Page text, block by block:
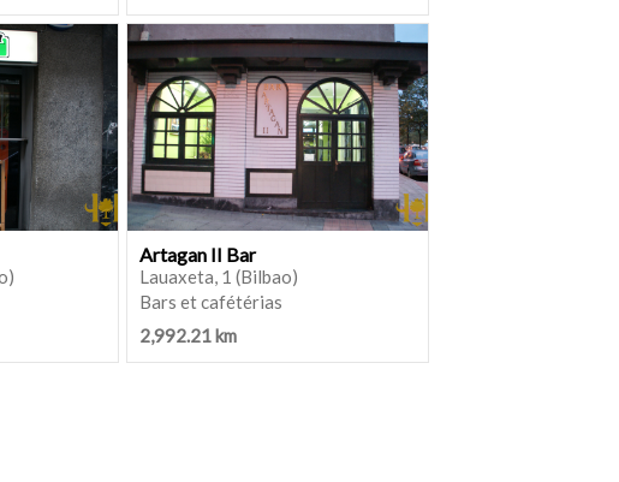
Artagan II Bar
Lauaxeta, 1 (Bilbao)
Bars et cafétérias
2,992.21 km